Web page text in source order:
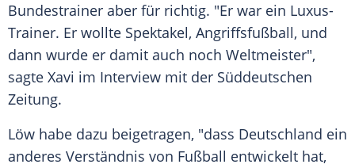
Bundestrainer aber für richtig. "Er war ein Luxus-
Trainer. Er wollte Spektakel, Angriffsfußball, und
dann wurde er damit auch noch Weltmeister",
sagte Xavi im Interview mit der Süddeutschen
Zeitung.
Löw habe dazu beigetragen, "dass Deutschland ein
anderes Verständnis von Fußball entwickelt hat,